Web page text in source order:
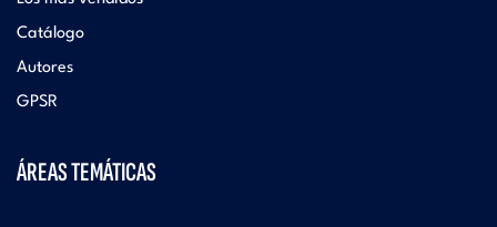
Catálogo
Autores
GPSR
ÁREAS TEMÁTICAS